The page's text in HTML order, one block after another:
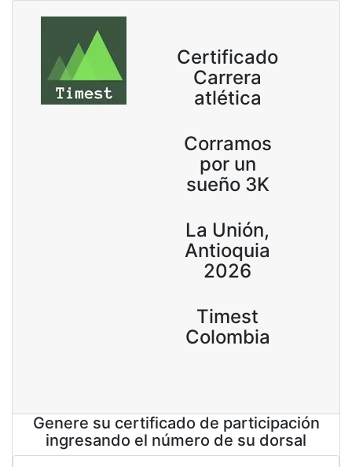
Certificado
Carrera
atlética
Corramos
por un
sueño 3K
La Unión,
Antioquia
2026
Timest
Colombia
Genere su certificado de participación
ingresando el número de su dorsal